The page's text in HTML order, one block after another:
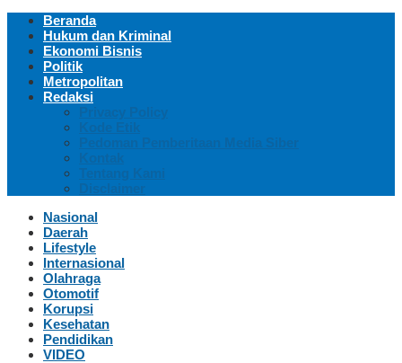
Beranda
Hukum dan Kriminal
Ekonomi Bisnis
Politik
Metropolitan
Redaksi
Privacy Policy
Kode Etik
Pedoman Pemberitaan Media Siber
Kontak
Tentang Kami
Disclaimer
Nasional
Daerah
Lifestyle
Internasional
Olahraga
Otomotif
Korupsi
Kesehatan
Pendidikan
VIDEO